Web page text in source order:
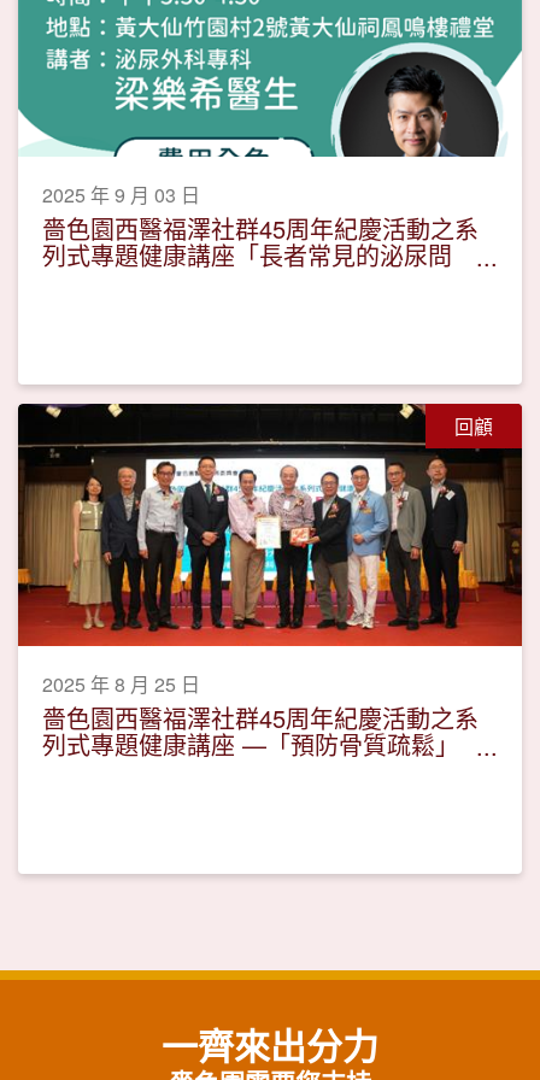
2025 年 9 月 03 日
嗇色園西醫福澤社群45周年紀慶活動之系
列式專題健康講座「長者常見的泌尿問
回顧
2025 年 8 月 25 日
嗇色園西醫福澤社群45周年紀慶活動之系
列式專題健康講座 —「預防骨質疏鬆」
一齊來出分力